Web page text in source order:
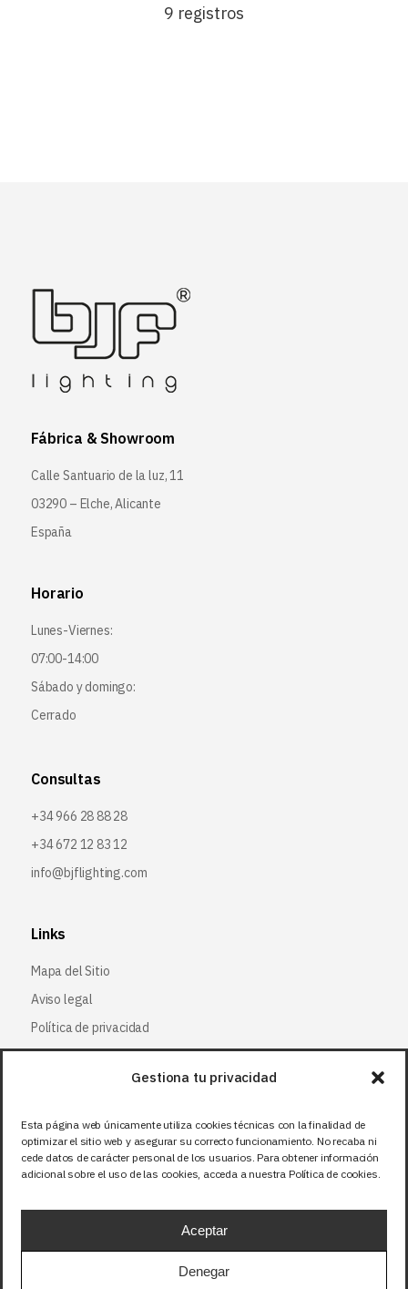
Gestiona tu privacidad
Esta página web únicamente utiliza cookies técnicas con la finalidad de
optimizar el sitio web y asegurar su correcto funcionamiento. No recaba ni
cede datos de carácter personal de los usuarios. Para obtener información
adicional sobre el uso de las cookies, acceda a nuestra Política de cookies.
Aceptar
Denegar
9 registros
Fábrica & Showroom
Calle Santuario de la luz, 11
03290 – Elche, Alicante
España
Horario
Lunes-Viernes:
07:00-14:00
Sábado y domingo:
Cerrado
Consultas
+34 966 28 88 28
+34 672 12 83 12
info@bjflighting.com
Links
Mapa del Sitio
Aviso legal
Política de privacidad
Política de cookies
Síguenos
Facebook
X (Twitter)
Instagram